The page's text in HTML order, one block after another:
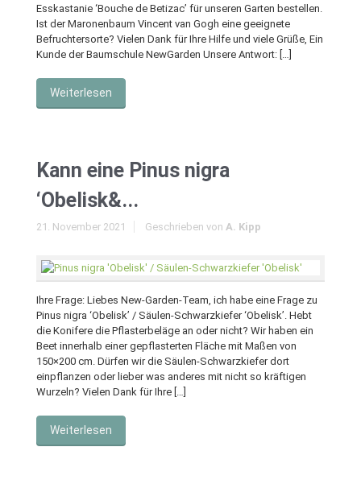
Esskastanie ‘Bouche de Betizac’ für unseren Garten bestellen.
Ist der Maronenbaum Vincent van Gogh eine geeignete
Befruchtersorte? Vielen Dank für Ihre Hilfe und viele Grüße, Ein
Kunde der Baumschule NewGarden Unsere Antwort: […]
Weiterlesen
Kann eine Pinus nigra
‘Obelisk&...
21. November 2021 Geschrieben von A. Kipp
Ihre Frage: Liebes New-Garden-Team, ich habe eine Frage zu
Pinus nigra ‘Obelisk’ / Säulen-Schwarzkiefer ‘Obelisk’. Hebt
die Konifere die Pflasterbeläge an oder nicht? Wir haben ein
Beet innerhalb einer gepflasterten Fläche mit Maßen von
150×200 cm. Dürfen wir die Säulen-Schwarzkiefer dort
einpflanzen oder lieber was anderes mit nicht so kräftigen
Wurzeln? Vielen Dank für Ihre […]
Weiterlesen